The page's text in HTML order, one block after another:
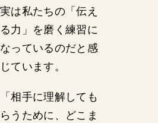
実は私たちの「伝え
る力」を磨く練習に
なっているのだと感
じています。
「相手に理解しても
らうために、どこま